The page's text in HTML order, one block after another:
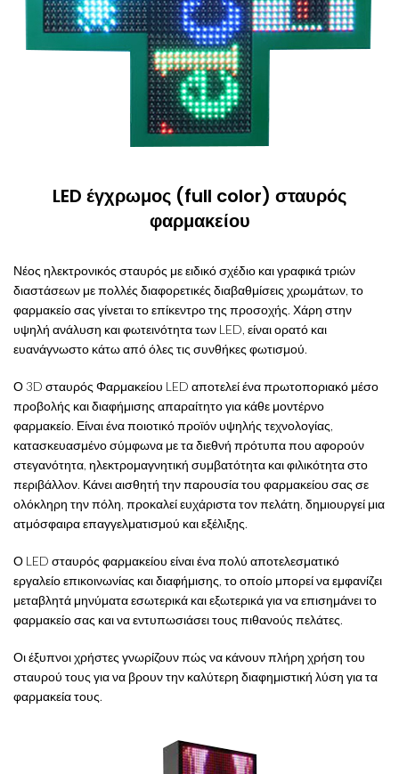
LED έγχρωμος (full color) σταυρός
φαρμακείου
Νέος ηλεκτρονικός σταυρός με ειδικό σχέδιο και γραφικά τριών
διαστάσεων με πολλές διαφορετικές διαβαθμίσεις χρωμάτων, το
φαρμακείο σας γίνεται το επίκεντρο της προσοχής. Χάρη στην
υψηλή ανάλυση και φωτεινότητα των LED, είναι ορατό και
ευανάγνωστο κάτω από όλες τις συνθήκες φωτισμού.
Ο 3D σταυρός Φαρμακείου LED αποτελεί ένα πρωτοποριακό μέσο
προβολής και διαφήμισης απαραίτητο για κάθε μοντέρνο
φαρμακείο. Είναι ένα ποιοτικό προϊόν υψηλής τεχνολογίας,
κατασκευασμένο σύμφωνα με τα διεθνή πρότυπα που αφορούν
στεγανότητα, ηλεκτρομαγνητική συμβατότητα και φιλικότητα στο
περιβάλλον. Κάνει αισθητή την παρουσία του φαρμακείου σας σε
ολόκληρη την πόλη, προκαλεί ευχάριστα τον πελάτη, δημιουργεί μια
ατμόσφαιρα επαγγελματισμού και εξέλιξης.
Ο LED σταυρός φαρμακείου είναι ένα πολύ αποτελεσματικό
εργαλείο επικοινωνίας και διαφήμισης, το οποίο μπορεί να εμφανίζει
μεταβλητά μηνύματα εσωτερικά και εξωτερικά για να επισημάνει το
φαρμακείο σας και να εντυπωσιάσει τους πιθανούς πελάτες.
Οι έξυπνοι χρήστες γνωρίζουν πώς να κάνουν πλήρη χρήση του
σταυρού τους για να βρουν την καλύτερη διαφημιστική λύση για τα
φαρμακεία τους.